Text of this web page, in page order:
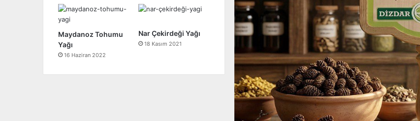
Maydanoz Tohumu
Yağı
16 Haziran 2022
Nar Çekirdeği Yağı
18 Kasım 2021